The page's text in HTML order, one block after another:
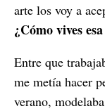
arte los voy a
¿Cómo vives
Entre que
me metía hacer
verano,